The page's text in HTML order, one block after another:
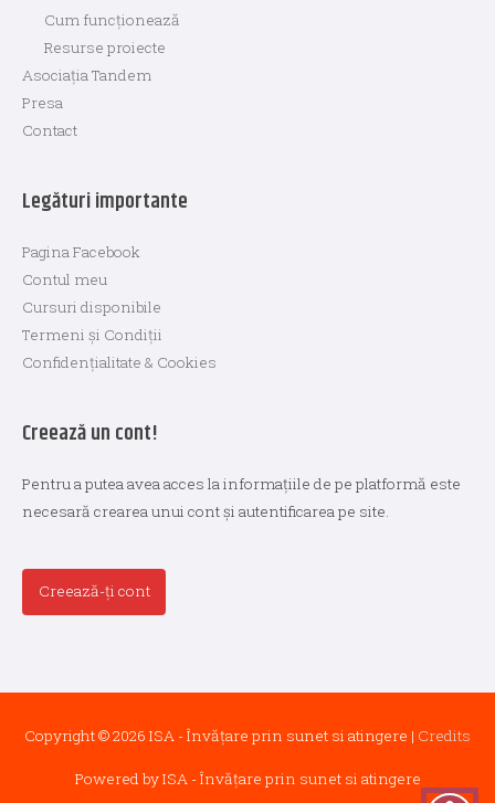
Cum funcționează
Resurse proiecte
Asociația Tandem
Presa
Contact
Legături importante
Pagina Facebook
Contul meu
Cursuri disponibile
Termeni și Condiții
Confidențialitate & Cookies
Creează un cont!
Pentru a putea avea acces la informațiile de pe platformă este
necesară crearea unui cont și autentificarea pe site.
Creează-ți cont
Copyright © 2026 ISA - Învățare prin sunet si atingere | Credits
Powered byISA - Învățare prin sunet si atingere